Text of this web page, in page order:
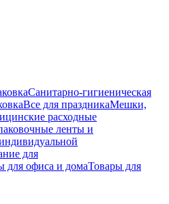
Санитарно-гигиеническая
Все для праздникаМешки,
расходные
ленты и
для
для офиса и домаТовары для